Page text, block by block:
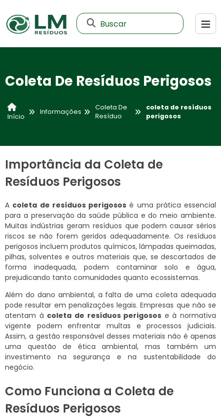
Buscar
Coleta De Resíduos Perigosos
Início
Informações
Coleta De
Resíduo
coleta de resíduos
perigosos
Importância da Coleta de
Resíduos Perigosos
A coleta de resíduos perigosos é uma prática essencial
para a preservação da saúde pública e do meio ambiente.
Muitas indústrias geram resíduos que podem causar sérios
riscos se não forem geridos adequadamente. Os resíduos
perigosos incluem produtos químicos, lâmpadas queimadas,
pilhas, solventes e outros materiais que, se descartados de
forma inadequada, podem contaminar solo e água,
prejudicando tanto comunidades quanto ecossistemas.
Além do dano ambiental, a falta de uma coleta adequada
pode resultar em penalizações legais. Empresas que não se
atentam à coleta de resíduos perigosos e à normativa
vigente podem enfrentar multas e processos judiciais.
Assim, a gestão responsável desses materiais não é apenas
uma questão de ética ambiental, mas também um
investimento na segurança e na sustentabilidade do
negócio.
Como Funciona a Coleta de
Resíduos Perigosos